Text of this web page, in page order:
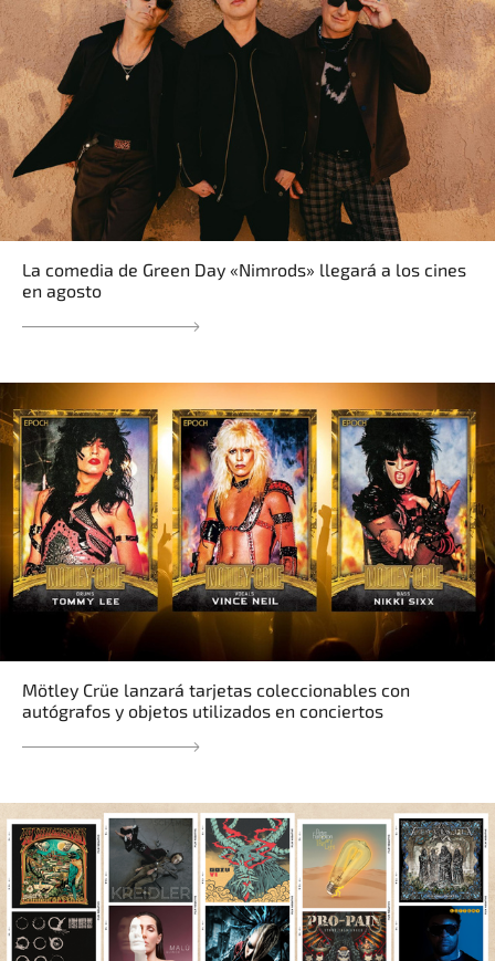
La comedia de Green Day «Nimrods» llegará a los cines
en agosto
Mötley Crüe lanzará tarjetas coleccionables con
autógrafos y objetos utilizados en conciertos